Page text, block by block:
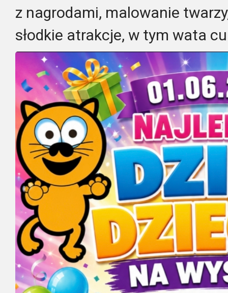
z nagrodami, malowanie
słodkie atrakcje, w tym wata